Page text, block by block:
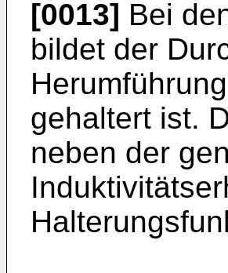
[0013] Bei
bildet der
gehaltert ist.
neben der